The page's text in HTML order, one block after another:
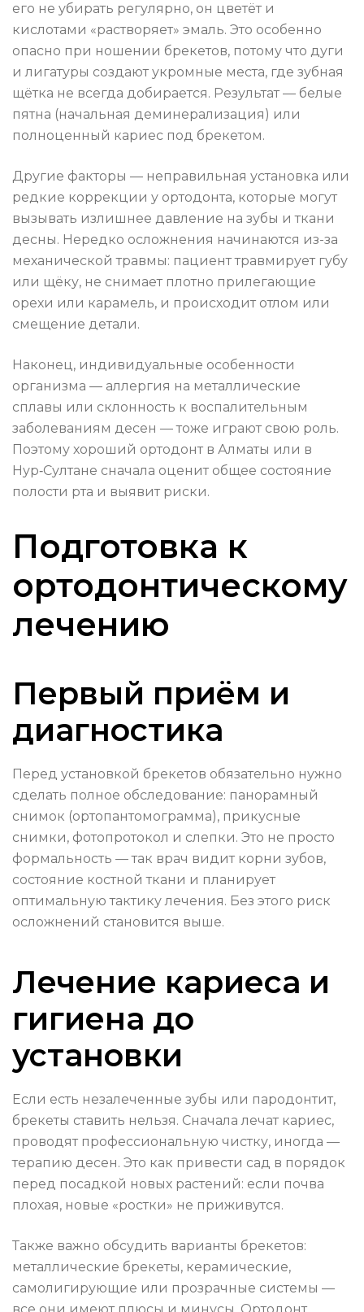
его не убирать регулярно, он цветёт и
кислотами «растворяет» эмаль. Это особенно
опасно при ношении брекетов, потому что дуги
и лигатуры создают укромные места, где зубная
щётка не всегда добирается. Результат — белые
пятна (начальная деминерализация) или
полноценный кариес под брекетом.
Другие факторы — неправильная установка или
редкие коррекции у ортодонта, которые могут
вызывать излишнее давление на зубы и ткани
десны. Нередко осложнения начинаются из-за
механической травмы: пациент травмирует губу
или щёку, не снимает плотно прилегающие
орехи или карамель, и происходит отлом или
смещение детали.
Наконец, индивидуальные особенности
организма — аллергия на металлические
сплавы или склонность к воспалительным
заболеваниям десен — тоже играют свою роль.
Поэтому хороший ортодонт в Алматы или в
Нур‑Султане сначала оценит общее состояние
полости рта и выявит риски.
Подготовка к
ортодонтическому
лечению
Первый приём и
диагностика
Перед установкой брекетов обязательно нужно
сделать полное обследование: панорамный
снимок (ортопантомограмма), прикусные
снимки, фотопротокол и слепки. Это не просто
формальность — так врач видит корни зубов,
состояние костной ткани и планирует
оптимальную тактику лечения. Без этого риск
осложнений становится выше.
Лечение кариеса и
гигиена до
установки
Если есть незалеченные зубы или пародонтит,
брекеты ставить нельзя. Сначала лечат кариес,
проводят профессиональную чистку, иногда —
терапию десен. Это как привести сад в порядок
перед посадкой новых растений: если почва
плохая, новые «ростки» не приживутся.
Также важно обсудить варианты брекетов:
металлические брекеты, керамические,
самолигирующие или прозрачные системы —